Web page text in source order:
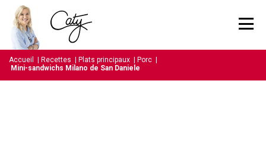
Accueil Recettes Plats principaux Porc
Mini-sandwichs Milano de San Daniele